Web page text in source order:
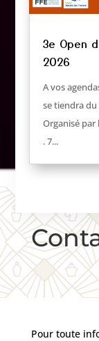
3e Open
2026
A vos
se tiendra du
Organisé par
. 7...
Pour toute